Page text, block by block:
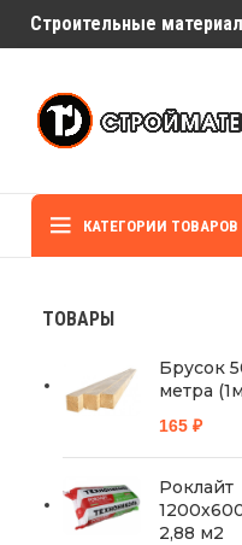
Строительные
КАТЕГОРИИ ТОВАРОВ
ТОВАРЫ
Брусок
метра
165 ₽
Роклайт
2,88 м2